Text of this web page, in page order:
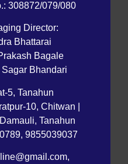
308872/079/080
Director:
Bhattarai
Bagale
Bhandari
5, Tanahun
10, Chitwan |
Tanahun
9855039037